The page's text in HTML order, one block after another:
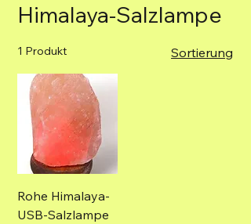
Himalaya-Salzlampe
1 Produkt Sortierung
Rohe Himalaya-
USB-Salzlampe